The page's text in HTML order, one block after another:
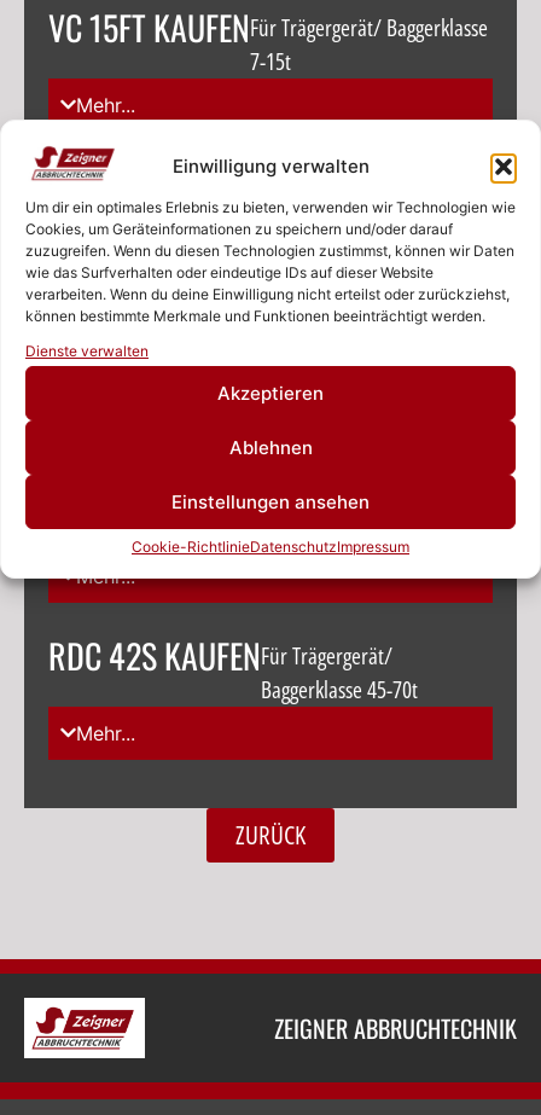
Einwilligung verwalten
Um dir ein optimales Erlebnis zu bieten, verwenden wir Technologien wie
Cookies, um Geräteinformationen zu speichern und/oder darauf
zuzugreifen. Wenn du diesen Technologien zustimmst, können wir Daten
wie das Surfverhalten oder eindeutige IDs auf dieser Website
verarbeiten. Wenn du deine Einwilligung nicht erteilst oder zurückziehst,
können bestimmte Merkmale und Funktionen beeinträchtigt werden.
Dienste verwalten
Akzeptieren
Ablehnen
Einstellungen ansehen
Cookie-RichtlinieDatenschutzImpressum
VC 15FT KAUFENFür Trägergerät/ Baggerklasse
7-15t
Mehr...
RDC 20S KAUFEN Für Trägergerät/
Baggerklasse 15-25t
Mehr...
RDC 25S KAUFEN
Baggerklasse 24-35t
RDC 32S KAUFENFür Trägergerät/
Baggerklasse 30-45t
Mehr...
RDC 42S KAUFENFür Trägergerät/
Baggerklasse 45-70t
Mehr...
ZURÜCK
ZEIGNER ABBRUCHTECHNIK
Rufen Sie uns an!